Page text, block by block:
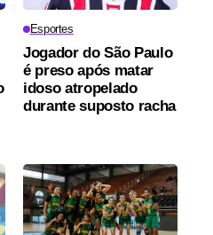
Esportes
Jogador do São Paulo
é preso após matar
idoso atropelado
durante suposto racha